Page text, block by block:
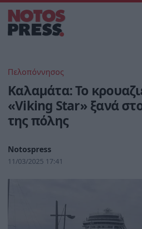
Πελοπόννησος
Καλαμάτα: Το
«Viking Star» ξανά
της πόλης
Notospress
11/03/2025 17:41